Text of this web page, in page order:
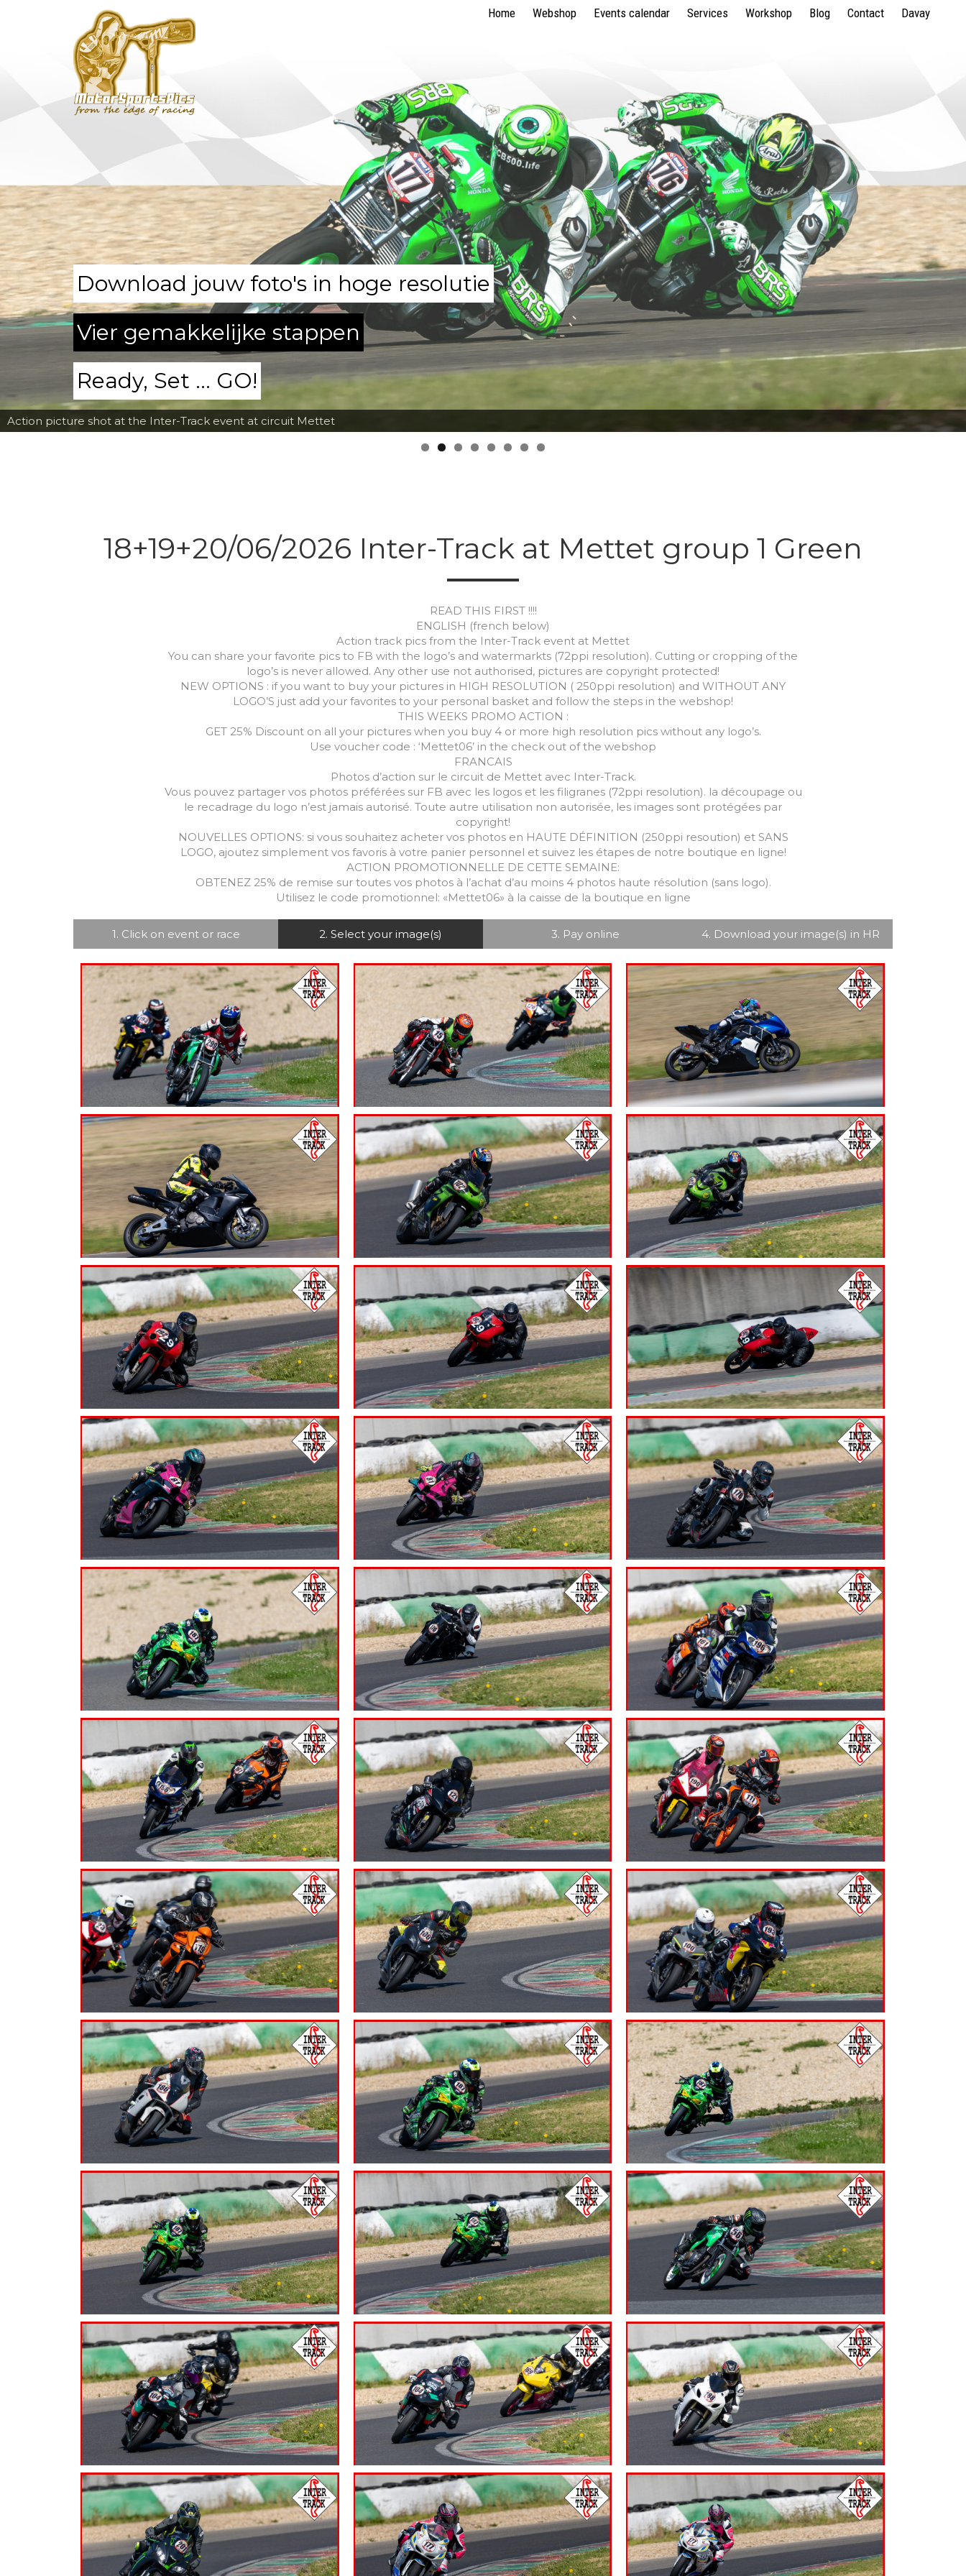
Home Webshop Events calendar Services Workshop Blog Contact Davay
Fred Fiorentino going down the corkscrew at Mettet with a big jump on his KTM RC08 by MotorSportsPics
Download jouw foto's in hoge resolutie
Vier gemakkelijke stappen
Ready, Set ... GO!
18+19+20/06/2026 Inter-Track at Mettet group 1 Green
READ THIS FIRST !!!!
ENGLISH (french below)
Action track pics from the Inter-Track event at Mettet
You can share your favorite pics to FB with the logo’s and watermarkts (72ppi resolution). Cutting or cropping of the
logo’s is never allowed. Any other use not authorised, pictures are copyright protected!
NEW OPTIONS : if you want to buy your pictures in HIGH RESOLUTION ( 250ppi resolution) and WITHOUT ANY
LOGO’S just add your favorites to your personal basket and follow the steps in the webshop!
THIS WEEKS PROMO ACTION :
GET 25% Discount on all your pictures when you buy 4 or more high resolution pics without any logo’s.
Use voucher code : ‘Mettet06’ in the check out of the webshop
FRANCAIS
Photos d’action sur le circuit de Mettet avec Inter-Track.
Vous pouvez partager vos photos préférées sur FB avec les logos et les filigranes (72ppi resolution). la découpage ou
le recadrage du logo n’est jamais autorisé. Toute autre utilisation non autorisée, les images sont protégées par
copyright!
NOUVELLES OPTIONS: si vous souhaitez acheter vos photos en HAUTE DÉFINITION (250ppi resoution) et SANS
LOGO, ajoutez simplement vos favoris à votre panier personnel et suivez les étapes de notre boutique en ligne!
ACTION PROMOTIONNELLE DE CETTE SEMAINE:
OBTENEZ 25% de remise sur toutes vos photos à l’achat d’au moins 4 photos haute résolution (sans logo).
Utilisez le code promotionnel: «Mettet06» à la caisse de la boutique en ligne
1. Click on event or race 2. Select your image(s) 3. Pay online 4. Download your image(s) in HR
€ 7.99 € 7.99 € 7.99
€ 7.99 € 7.99 € 7.99
€ 7.99 € 7.99 € 7.99
€ 7.99 € 7.99 € 7.99
€ 7.99 € 7.99 € 7.99
€ 7.99 € 7.99 € 7.99
€ 7.99 € 7.99 € 7.99
€ 7.99 € 7.99 € 7.99
€ 7.99 € 7.99 € 7.99
€ 7.99 € 7.99 € 7.99
€ 7.99 € 7.99 € 7.99